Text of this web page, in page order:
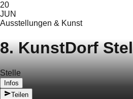
20
JUN
Ausstellungen & Kunst
8. KunstDorf
Stelle
Infos
Teilen